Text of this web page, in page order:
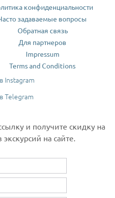
конфиденциальности
задаваемые вопросы
Обратная связь
Для партнеров
Impressum
Terms and Conditions
Instagram
Telegram
и получите скидку на
на сайте.